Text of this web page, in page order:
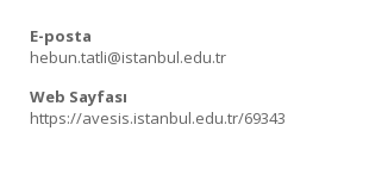
E-posta
hebun.tatli@istanbul.edu.tr
Web Sayfası
https://avesis.istanbul.edu.tr/69343